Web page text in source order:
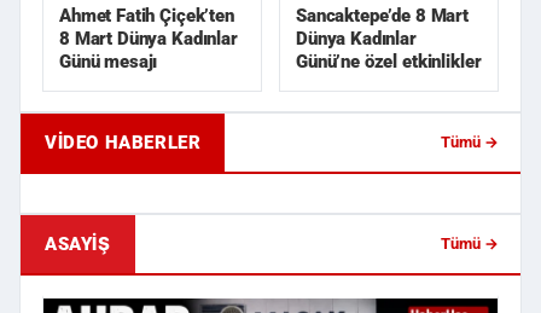
Ahmet Fatih Çiçek’ten
8 Mart Dünya Kadınlar
Günü mesajı
Sancaktepe’de 8 Mart
Dünya Kadınlar
Günü’ne özel etkinlikler
VIDEO HABERLER Tümü →
Eski Sevgili Karşılaşması Kanlı Bitti!
Apartman Girişinde
ASAYIŞ Tümü →